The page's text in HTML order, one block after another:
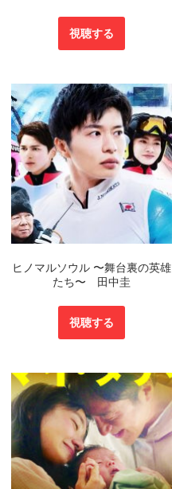
視聴する
ヒノマルソウル 〜舞台裏の英雄
たち〜 田中圭
視聴する